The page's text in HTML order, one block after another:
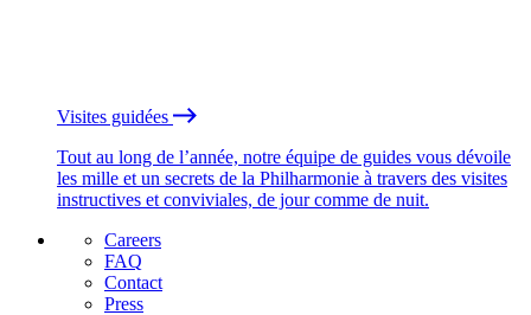
Visites guidées
Tout au long de l’année, notre équipe de guides vous dévoile
les mille et un secrets de la Philharmonie à travers des visites
instructives et conviviales, de jour comme de nuit.
Careers
FAQ
Contact
Press